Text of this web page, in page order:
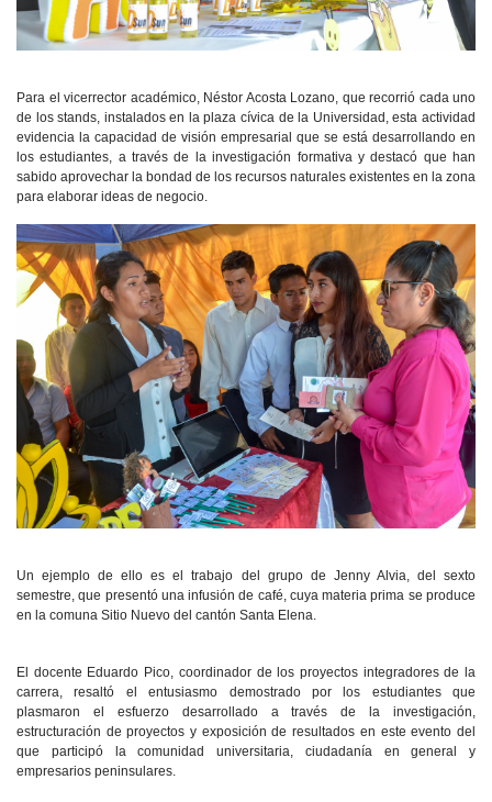
Para el vicerrector académico, Néstor Acosta Lozano, que recorrió cada uno
de los stands, instalados en la plaza cívica de la Universidad, esta actividad
evidencia la capacidad de visión empresarial que se está desarrollando en
los estudiantes, a través de la investigación formativa y destacó que han
sabido aprovechar la bondad de los recursos naturales existentes en la zona
para elaborar ideas de negocio.
Un ejemplo de ello es el trabajo del grupo de Jenny Alvia, del sexto
semestre, que presentó una infusión de café, cuya materia prima se produce
en la comuna Sitio Nuevo del cantón Santa Elena.
El docente Eduardo Pico, coordinador de los proyectos integradores de la
carrera, resaltó el entusiasmo demostrado por los estudiantes que
plasmaron el esfuerzo desarrollado a través de la investigación,
estructuración de proyectos y exposición de resultados en este evento del
que participó la comunidad universitaria, ciudadanía en general y
empresarios peninsulares.